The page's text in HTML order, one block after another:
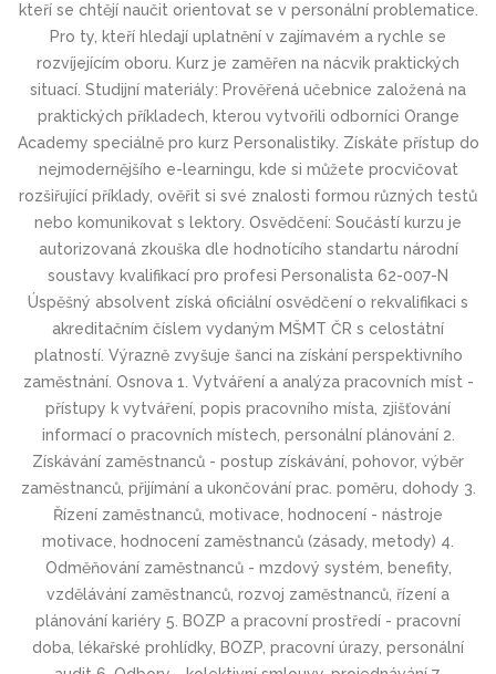
kteří se chtějí naučit orientovat se v personální problematice.
Pro ty, kteří hledají uplatnění v zajímavém a rychle se
rozvíjejícím oboru. Kurz je zaměřen na nácvik praktických
situací. Studijní materiály: Prověřená učebnice založená na
praktických příkladech, kterou vytvořili odborníci Orange
Academy speciálně pro kurz Personalistiky. Získáte přístup do
nejmodernějšího e-learningu, kde si můžete procvičovat
rozšiřující příklady, ověřit si své znalosti formou různých testů
nebo komunikovat s lektory. Osvědčení: Součástí kurzu je
autorizovaná zkouška dle hodnotícího standartu národní
soustavy kvalifikací pro profesi Personalista 62-007-N
Úspěšný absolvent získá oficiální osvědčení o rekvalifikaci s
akreditačním číslem vydaným MŠMT ČR s celostátní
platností. Výrazně zvyšuje šanci na získání perspektivního
zaměstnání. Osnova 1. Vytváření a analýza pracovních míst -
přístupy k vytváření, popis pracovního místa, zjišťování
informací o pracovních místech, personální plánování 2.
Získávání zaměstnanců - postup získávání, pohovor, výběr
zaměstnanců, přijímání a ukončování prac. poměru, dohody 3.
Řízení zaměstnanců, motivace, hodnocení - nástroje
motivace, hodnocení zaměstnanců (zásady, metody) 4.
Odměňování zaměstnanců - mzdový systém, benefity,
vzdělávání zaměstnanců, rozvoj zaměstnanců, řízení a
plánování kariéry 5. BOZP a pracovní prostředí - pracovní
doba, lékařské prohlídky, BOZP, pracovní úrazy, personální